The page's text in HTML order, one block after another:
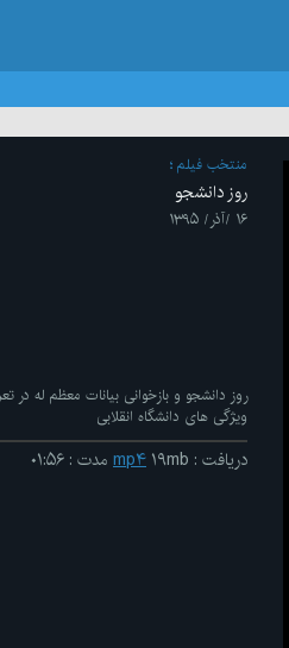
منتخب فیلم
روز دانشجو
۱۶ /آذر/ ۱۳۹۵
روز دانشجو و بازخوانی بیانات معظم له در
ویژگی های دانشگاه انقلابی
دریافت : mp۴ ۱۹mb مدت : ۰۱:۵۶